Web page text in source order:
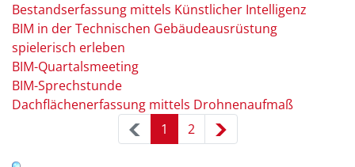
Bestandserfassung mittels Künstlicher Intelligenz
BIM in der Technischen Gebäudeausrüstung
spielerisch erleben
BIM-Quartalsmeeting
BIM-Sprechstunde
Dachflächenerfassung mittels Drohnenaufmaß
1
2